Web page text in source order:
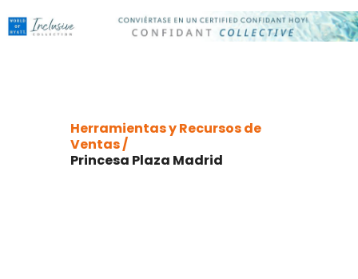
Herramientas y Recursos de
Ventas /
Princesa Plaza Madrid